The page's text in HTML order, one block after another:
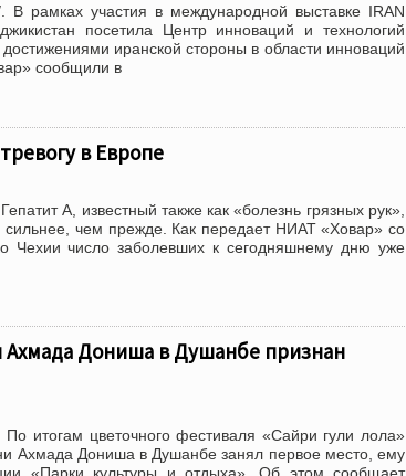
рамках участия в международной выставке IRAN
посетила Центр инноваций и технологий
иранской стороны в области инноваций
сообщили в
в Европе
А, известный также как «болезнь грязных рук»,
сильнее, чем прежде. Как передает НИАТ «Ховар» со
Чехии число заболевших к сегодняшнему дню уже
Ахмада Дониша в Душанбе признан
итогам цветочного фестиваля «Сайри гули лола»
Ахмада Дониша в Душанбе занял первое место, ему